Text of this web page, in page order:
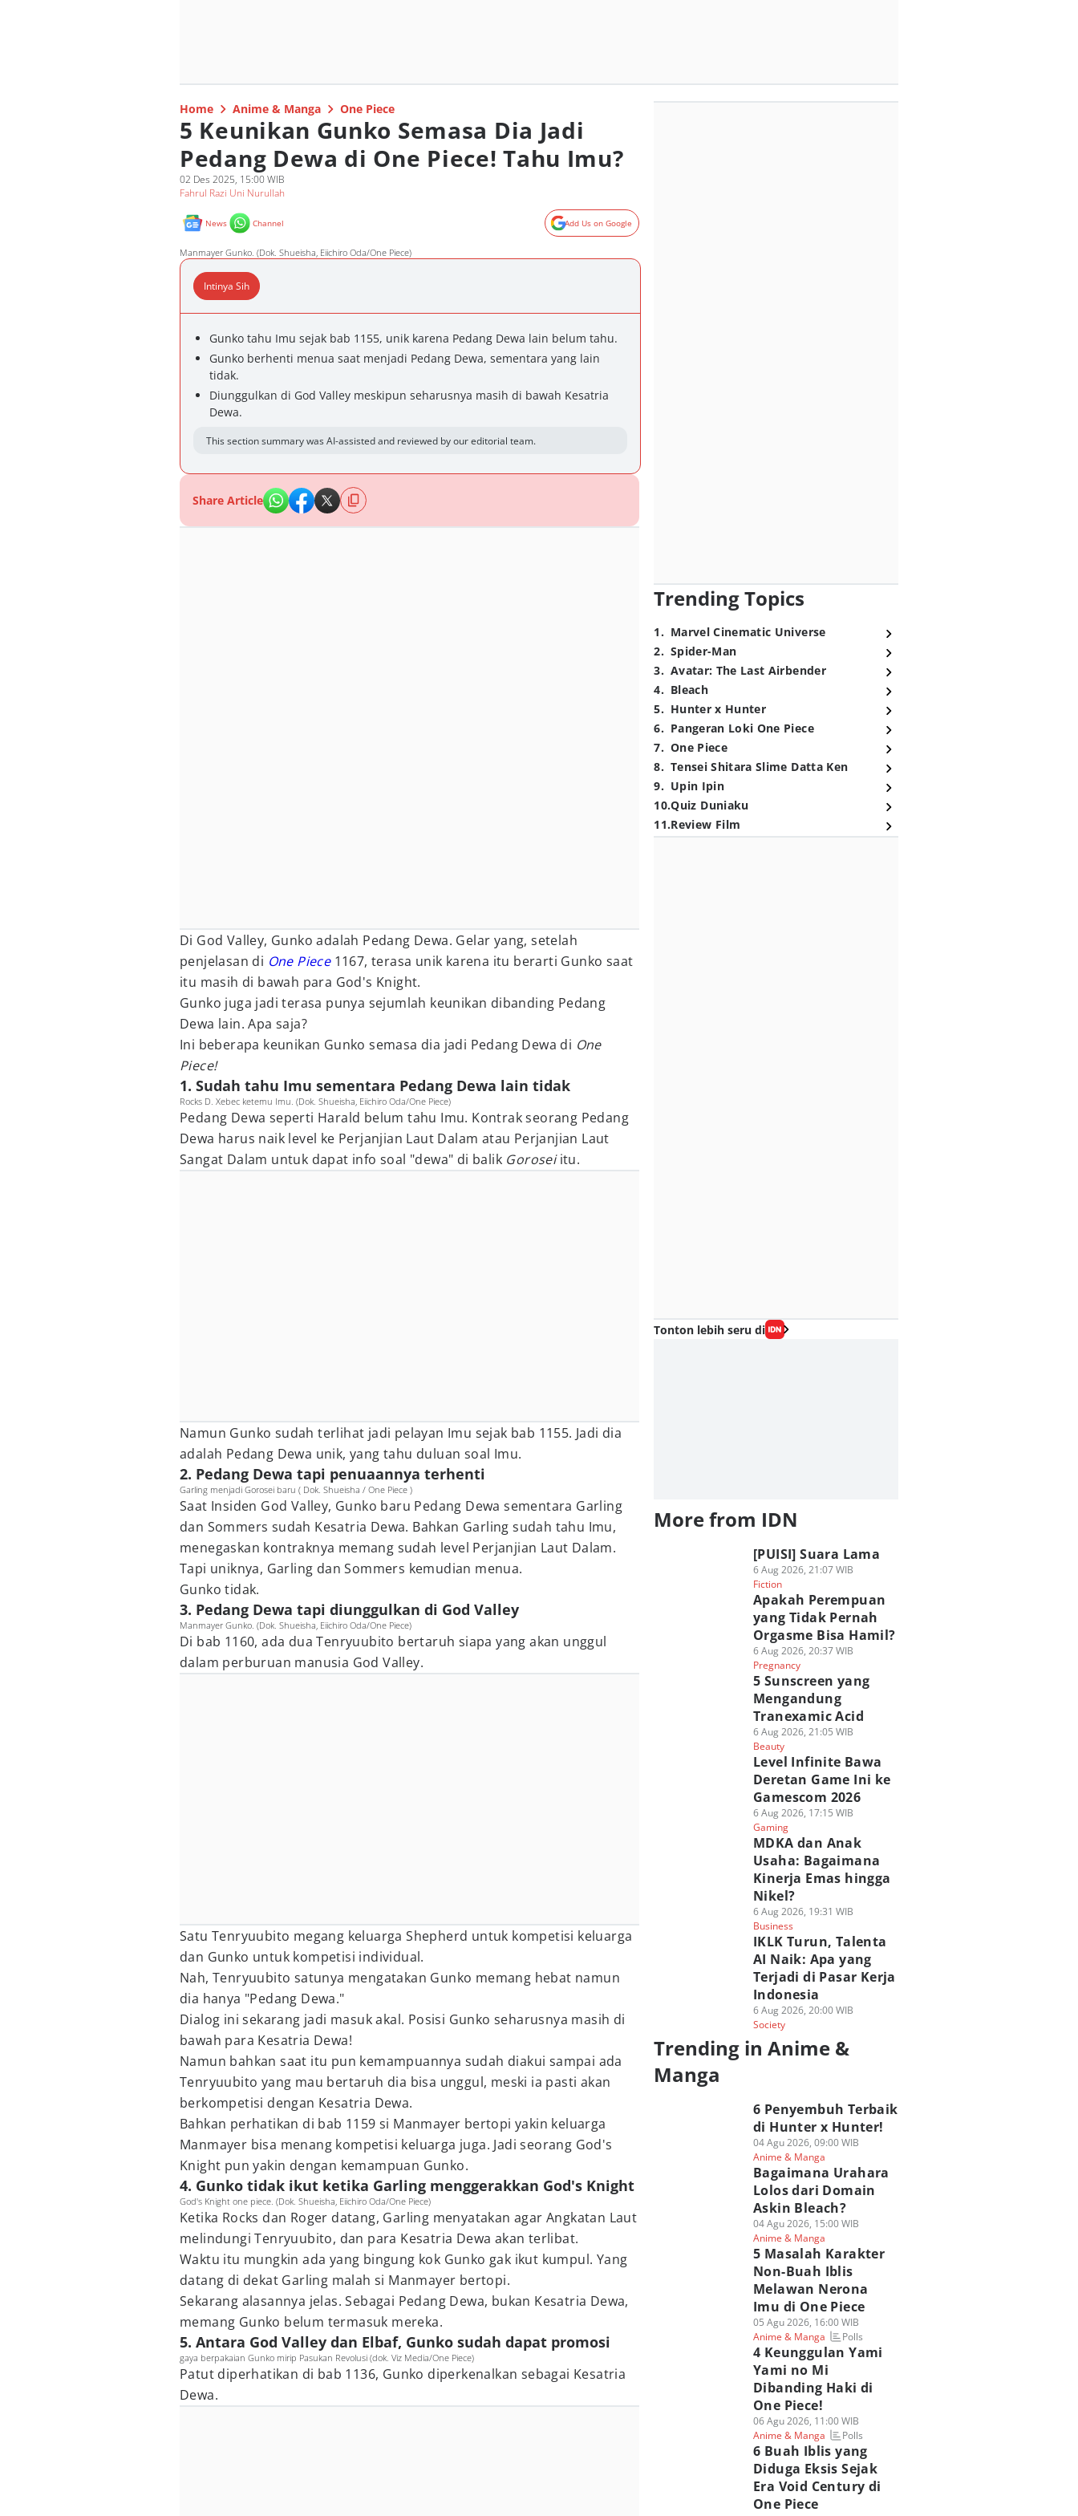
Home Anime & Manga One Piece
5 Keunikan Gunko Semasa Dia Jadi
Pedang Dewa di One Piece! Tahu Imu?
02 Des 2025, 15:00 WIB
Fahrul Razi Uni Nurullah
News Channel Add Us on Google
Manmayer Gunko. (Dok. Shueisha, Eiichiro Oda/One Piece)
Intinya Sih
Gunko tahu Imu sejak bab 1155, unik karena Pedang Dewa lain belum tahu.
Gunko berhenti menua saat menjadi Pedang Dewa, sementara yang lain
tidak.
Diunggulkan di God Valley meskipun seharusnya masih di bawah Kesatria
Dewa.
This section summary was AI-assisted and reviewed by our editorial team.
Share Article
Di God Valley, Gunko adalah Pedang Dewa. Gelar yang, setelah
penjelasan di One Piece 1167, terasa unik karena itu berarti Gunko saat
itu masih di bawah para God's Knight.
Gunko juga jadi terasa punya sejumlah keunikan dibanding Pedang
Dewa lain. Apa saja?
Ini beberapa keunikan Gunko semasa dia jadi Pedang Dewa di One
Piece!
1. Sudah tahu Imu sementara Pedang Dewa lain tidak
Rocks D. Xebec ketemu Imu. (Dok. Shueisha, Eiichiro Oda/One Piece)
Pedang Dewa seperti Harald belum tahu Imu. Kontrak seorang Pedang
Dewa harus naik level ke Perjanjian Laut Dalam atau Perjanjian Laut
Sangat Dalam untuk dapat info soal "dewa" di balik Goroseiitu.
Namun Gunko sudah terlihat jadi pelayan Imu sejak bab 1155. Jadi dia
adalah Pedang Dewa unik, yang tahu duluan soal Imu.
2. Pedang Dewa tapi penuaannya terhenti
Garling menjadi Gorosei baru ( Dok. Shueisha / One Piece )
Saat Insiden God Valley, Gunko baru Pedang Dewa sementara Garling
dan Sommers sudah Kesatria Dewa. Bahkan Garling sudah tahu Imu,
menegaskan kontraknya memang sudah level Perjanjian Laut Dalam.
Tapi uniknya, Garling dan Sommers kemudian menua.
Gunko tidak.
3. Pedang Dewa tapi diunggulkan di God Valley
Manmayer Gunko. (Dok. Shueisha, Eiichiro Oda/One Piece)
Di bab 1160, ada dua Tenryuubito bertaruh siapa yang akan unggul
dalam perburuan manusia God Valley.
Satu Tenryuubito megang keluarga Shepherd untuk kompetisi keluarga
dan Gunko untuk kompetisi individual.
Nah, Tenryuubito satunya mengatakan Gunko memang hebat namun
dia hanya "Pedang Dewa."
Dialog ini sekarang jadi masuk akal. Posisi Gunko seharusnya masih di
bawah para Kesatria Dewa!
Namun bahkan saat itu pun kemampuannya sudah diakui sampai ada
Tenryuubito yang mau bertaruh dia bisa unggul, meski ia pasti akan
berkompetisi dengan Kesatria Dewa.
Bahkan perhatikan di bab 1159 si Manmayer bertopi yakin keluarga
Manmayer bisa menang kompetisi keluarga juga. Jadi seorang God's
Knight pun yakin dengan kemampuan Gunko.
4. Gunko tidak ikut ketika Garling menggerakkan God's Knight
God's Knight one piece. (Dok. Shueisha, Eiichiro Oda/One Piece)
Ketika Rocks dan Roger datang, Garling menyatakan agar Angkatan Laut
melindungi Tenryuubito, dan para Kesatria Dewa akan terlibat.
Waktu itu mungkin ada yang bingung kok Gunko gak ikut kumpul. Yang
datang di dekat Garling malah si Manmayer bertopi.
Sekarang alasannya jelas. Sebagai Pedang Dewa, bukan Kesatria Dewa,
memang Gunko belum termasuk mereka.
5. Antara God Valley dan Elbaf, Gunko sudah dapat promosi
gaya berpakaian Gunko mirip Pasukan Revolusi (dok. Viz Media/One Piece)
Patut diperhatikan di bab 1136, Gunko diperkenalkan sebagai Kesatria
Dewa.
Trending Topics
1. Marvel Cinematic Universe
2. Spider-Man
3. Avatar: The Last Airbender
4. Bleach
5. Hunter x Hunter
6. Pangeran Loki One Piece
7. One Piece
8. Tensei Shitara Slime Datta Ken
9. Upin Ipin
10.Quiz Duniaku
11.Review Film
Tonton lebih seru di
More from IDN
[PUISI] Suara Lama
6 Aug 2026, 21:07 WIB
Fiction
Apakah Perempuan
yang Tidak Pernah
Orgasme Bisa Hamil?
6 Aug 2026, 20:37 WIB
Pregnancy
5 Sunscreen yang
Mengandung
Tranexamic Acid
6 Aug 2026, 21:05 WIB
Beauty
Level Infinite Bawa
Deretan Game Ini ke
Gamescom 2026
6 Aug 2026, 17:15 WIB
Gaming
MDKA dan Anak
Usaha: Bagaimana
Kinerja Emas hingga
Nikel?
6 Aug 2026, 19:31 WIB
Business
IKLK Turun, Talenta
AI Naik: Apa yang
Terjadi di Pasar Kerja
Indonesia
6 Aug 2026, 20:00 WIB
Society
Trending in Anime &
Manga
6 Penyembuh Terbaik
di Hunter x Hunter!
04 Agu 2026, 09:00 WIB
Anime & Manga
Bagaimana Urahara
Lolos dari Domain
Askin Bleach?
04 Agu 2026, 15:00 WIB
Anime & Manga
5 Masalah Karakter
Non-Buah Iblis
Melawan Nerona
Imu di One Piece
05 Agu 2026, 16:00 WIB
Anime & Manga
Polls
4 Keunggulan Yami
Yami no Mi
Dibanding Haki di
One Piece!
06 Agu 2026, 11:00 WIB
Anime & Manga
Polls
6 Buah Iblis yang
Diduga Eksis Sejak
Era Void Century di
One Piece